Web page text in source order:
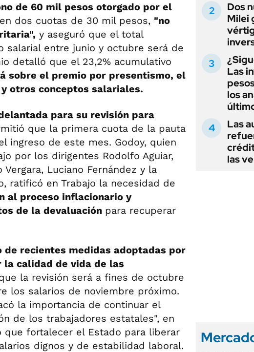
de 60 mil pesos otorgado por el
dos cuotas de 30 mil pesos, "no
y aseguró que el total
salarial entre junio y octubre será de
detalló que el 23,2% acumulativo
sobre el premio por presentismo, el
otros conceptos salariales.
para su revisión para
que la primera cuota de la pauta
ingreso de este mes. Godoy, quien
por los dirigentes Rodolfo Aguiar,
Vergara, Luciano Fernández y la
ratificó en Trabajo la necesidad de
al proceso inflacionario y
de la devaluación para recuperar
de recientes medidas adoptadas por
la calidad de vida de las
la revisión será a fines de octubre
los salarios de noviembre próximo.
la importancia de continuar el
de los trabajadores estatales", en
que fortalecer el Estado para liberar
dignos y de estabilidad laboral.
Dos
Milei
Las
los
Las
las